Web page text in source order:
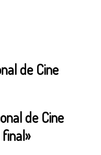
de Cine
de Cine